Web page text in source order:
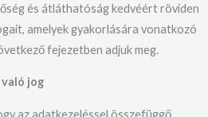
és átláthatóság kedvéért röviden
amelyek gyakorlására vonatkozó
fejezetben adjuk meg.
jog
az adatkezeléssel összefüggő